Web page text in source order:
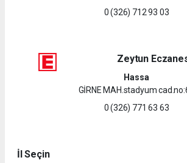
0 (326) 712 93 03
Zeytun
Hassa
GİRNE MAH.stadyum
0 (326) 771 63 63
İl Seçin